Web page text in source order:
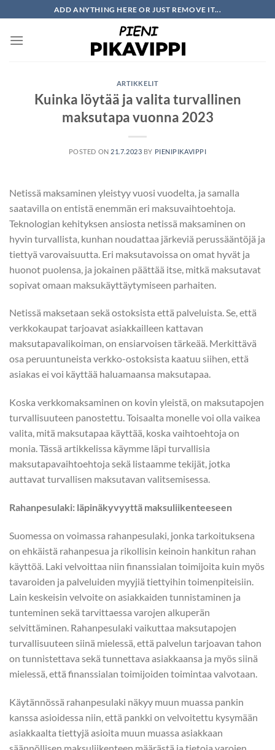
to
content
ADD ANYTHING HERE OR JUST REMOVE IT...
ARTIKKELIT
Kuinka löytää ja valita turvallinen
maksutapa vuonna 2023
POSTED ON 21.7.2023 BY PIENIPIKAVIPPI
Netissä maksaminen yleistyy vuosi vuodelta, ja samalla
saatavilla on entistä enemmän eri maksuvaihtoehtoja.
Teknologian kehityksen ansiosta netissä maksaminen on
hyvin turvallista, kunhan noudattaa järkeviä perussääntöjä ja
tiettyä varovaisuutta. Eri maksutavoissa on omat hyvät ja
huonot puolensa, ja jokainen päättää itse, mitkä maksutavat
sopivat omaan maksukäyttäytymiseen parhaiten.
Netissä maksetaan sekä ostoksista että palveluista. Se, että
verkkokaupat tarjoavat asiakkailleen kattavan
maksutapavalikoiman, on ensiarvoisen tärkeää. Merkittävä
osa peruuntuneista verkko-ostoksista kaatuu siihen, että
asiakas ei voi käyttää haluamaansa maksutapaa.
Koska verkkomaksaminen on kovin yleistä, on maksutapojen
turvallisuuteen panostettu. Toisaalta monelle voi olla vaikea
valita, mitä maksutapaa käyttää, koska vaihtoehtoja on
monia. Tässä artikkelissa käymme läpi turvallisia
maksutapavaihtoehtoja sekä listaamme tekijät, jotka
auttavat turvallisen maksutavan valitsemisessa.
Rahanpesulaki: läpinäkyvyyttä maksuliikenteeseen
Suomessa on voimassa rahanpesulaki, jonka tarkoituksena
on ehkäistä rahanpesua ja rikollisin keinoin hankitun rahan
käyttöä. Laki velvoittaa niin finanssialan toimijoita kuin myös
tavaroiden ja palveluiden myyjiä tiettyihin toimenpiteisiin.
Lain keskeisin velvoite on asiakkaiden tunnistaminen ja
tunteminen sekä tarvittaessa varojen alkuperän
selvittäminen. Rahanpesulaki vaikuttaa maksutapojen
turvallisuuteen siinä mielessä, että palvelun tarjoavan tahon
on tunnistettava sekä tunnettava asiakkaansa ja myös siinä
mielessä, että finanssialan toimijoiden toimintaa valvotaan.
Käytännössä rahanpesulaki näkyy muun muassa pankin
kanssa asioidessa niin, että pankki on velvoitettu kysymään
asiakkaalta tiettyjä asioita muun muassa asiakkaan
säännöllisen maksuliikenteen määrästä ja tietoja varojen